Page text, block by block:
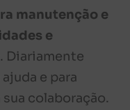
manutenção e
e
. Diariamente
e para
colaboração.